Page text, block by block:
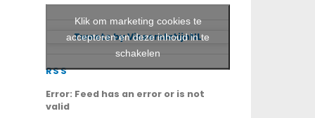
Tweets by VisserslatijnNL
Klik om marketing cookies te
accepteren en deze inhoud in te
schakelen
RSS
Error: Feed has an error or is not
valid